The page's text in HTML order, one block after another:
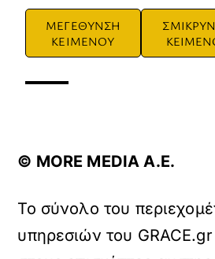
ΜΕΓΕΘΥΝΣΗ
ΚΕΙΜΕΝΟΥ
© ΜORE MEDIA Α.Ε.
Το σύνολο του
υπηρεσιών του GRACE.gr